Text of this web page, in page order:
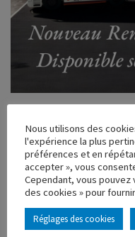
Bonjour à tous,
Ajoutez une pièce unique
historique STAF : un Berliet
Renault Turboleader. Une
pas manquer ! Le modèle
auprès de nos revendeurs
À bientôt pour de nouvelles
Nous utilisons des
l'expérience la plus
préférences et en
accepter », vous
Cependant, vous pouvez
des cookies » pour
Réglages des cookies